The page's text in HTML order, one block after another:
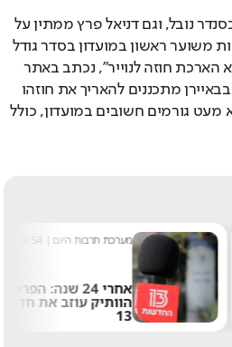
"לבאיירן יש יורש פוטנציאלי בדמותו של אלכסנדר נובל, וגם דניאל פרץ ממתין על
הספסל. יחד עם זאת, לאור הדרישות הגבוהות משוער ראשון במועדון בסדר גודל
של באיירן, נראה שהפתרון הסביר ביותר הוא הארכת חוזה לנוייר", נכתב באתר
מערכת תרבות היום 8:54
אחרי 24 שנה: הפרשן
הוותיק עוזב את חדשות
13